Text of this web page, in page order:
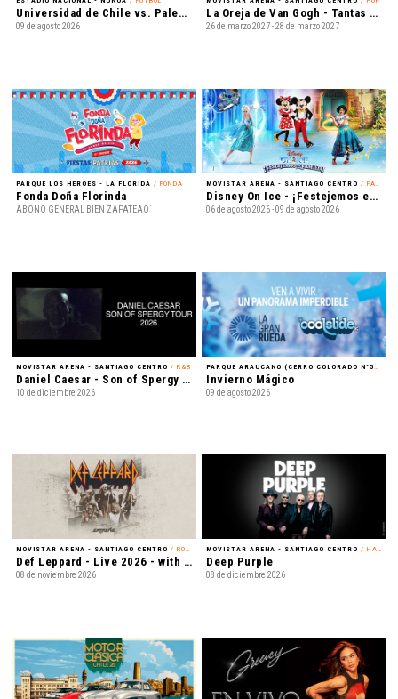
Universidad de Chile vs. Palestino - Liga de Primera Mercado Libre - Fecha 18
09 de agosto 2026
La Oreja de Van Gogh - Tantas cosas que contar Tour 2027
26 de marzo 2027 - 28 de marzo 2027
PARQUE LOS HEROES - LA FLORIDA / FONDA
Fonda Doña Florinda
ABONO GENERAL BIEN ZAPATEAO´
MOVISTAR ARENA - SANTIAGO CENTRO / PATINAJE EN HIELO
Disney On Ice - ¡Festejemos en Familia!
06 de agosto 2026 - 09 de agosto 2026
MOVISTAR ARENA - SANTIAGO CENTRO / R&B
Daniel Caesar - Son of Spergy Tour 2026
10 de diciembre 2026
PARQUE ARAUCANO (CERRO COLORADO N°5435) - LAS CONDES
Invierno Mágico
09 de agosto 2026
MOVISTAR ARENA - SANTIAGO CENTRO / ROCK
Def Leppard - Live 2026 - with Special Guest Extreme
08 de noviembre 2026
MOVISTAR ARENA - SANTIAGO CENTRO / HARD ROCK
Deep Purple
08 de diciembre 2026